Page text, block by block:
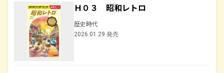
Ｈ０３ 昭和レトロ
歴史時代
2026.01.29 発売